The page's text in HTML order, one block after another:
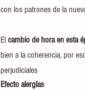
con los patrones de la
El cambio de hora en esta
bien a la coherencia, por
perjudiciales
Efecto alergías